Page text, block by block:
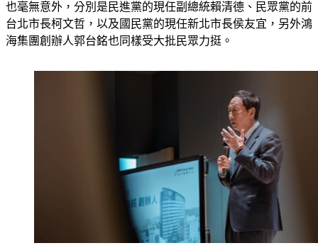
台北市長柯文哲，以及國民黨的現任新北市長侯友宜，另外鴻
海集團創辦人郭台銘也同樣受大批民眾力挺。